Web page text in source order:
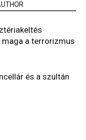
a terrorizmus
és a szultán